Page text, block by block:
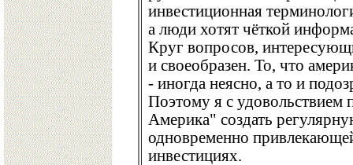
инвестиционная
а люди хотят чёткой
Круг вопросов,
и своеобразен. То, что
- иногда неясно, а то и
Поэтому я с
Америка" создать
одновременно
инвестициях.